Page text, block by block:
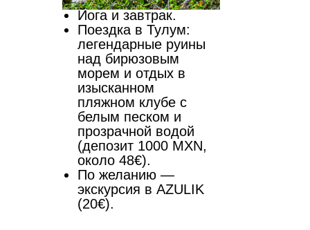
Йога и завтрак.
Поездка в Тулум:
легендарные руины
над бирюзовым
морем и отдых в
изысканном
пляжном клубе с
белым песком и
прозрачной водой
(депозит 1000 MXN,
около 48€).
По желанию —
экскурсия в AZULIK
(20€).